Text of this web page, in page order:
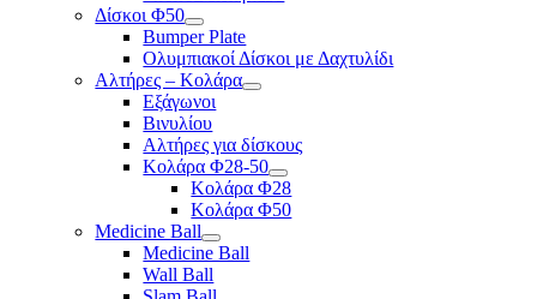
Δίσκοι Φ50
Bumper Plate
Ολυμπιακοί Δίσκοι με Δαχτυλίδι
Αλτήρες – Κολάρα
Εξάγωνοι
Βινυλίου
Αλτήρες για δίσκους
Κολάρα Φ28-50
Κολάρα Φ28
Κολάρα Φ50
Medicine Ball
Medicine Ball
Wall Ball